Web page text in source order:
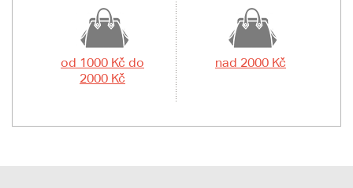
od 1000 Kč do
2000 Kč
nad 2000 Kč